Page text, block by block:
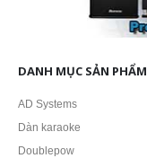
DANH MỤC SẢN PHẨM
AD Systems
Dàn karaoke
Doublepow